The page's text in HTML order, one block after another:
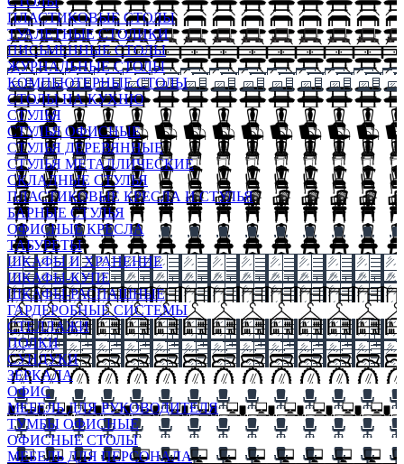
ПЛАСТИКОВЫЕ СТОЛЫ
ТУАЛЕТНЫЕ СТОЛИКИ
ПИСЬМЕННЫЕ СТОЛЫ
ЖУРНАЛЬНЫЕ СТОЛЫ
КОМПЬЮТЕРНЫЕ СТОЛЫ
СТОЛЫ НА КУХНЮ
СТУЛЬЯ
СТУЛЬЯ ОФИСНЫЕ
СТУЛЬЯ ДЕРЕВЯННЫЕ
СТУЛЬЯ МЕТАЛЛИЧЕСКИЕ
СКЛАДНЫЕ СТУЛЬЯ
ПЛАСТИКОВЫЕ КРЕСЛА И СТУЛЬЯ
БАРНЫЕ СТУЛЬЯ
ОФИСНЫЕ КРЕСЛА
ТАБУРЕТЫ
ШКАФЫ И ХРАНЕНИЕ
ШКАФЫ-КУПЕ
ШКАФЫ-РАСПАШНЫЕ
ГАРДЕРОБНЫЕ СИСТЕМЫ
СТЕЛЛАЖИ
ПОЛКИ
СУНДУКИ
ЗЕРКАЛА
ОФИС
МЕБЕЛЬ ДЛЯ РУКОВОДИТЕЛЯ
ТУМБЫ ОФИСНЫЕ
ОФИСНЫЕ СТОЛЫ
МЕБЕЛЬ ДЛЯ ПЕРСОНАЛА